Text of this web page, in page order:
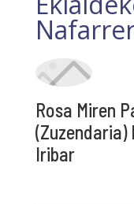
Rosa Miren
Iribar